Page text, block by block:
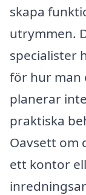
skapa
utrymmen.
specialister
för hur man
planerar
praktiska
Oavsett om
ett kontor